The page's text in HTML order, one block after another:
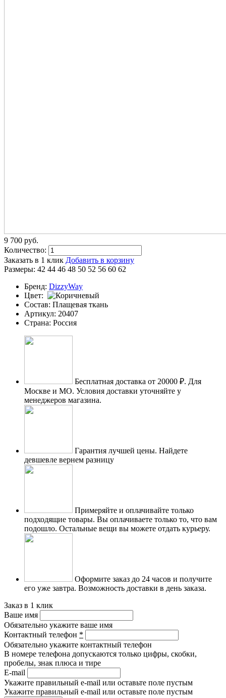
9 700 pуб.
Количество:
Заказать в 1 клик Добавить в корзину
Размеры: 42 44 46 48 50 52 56 60 62
Бренд: DizzyWay
Цвет:
Состав: Плащевая ткань
Артикул: 20407
Страна: Россия
Бесплатная доставка от 20000 ₽. Для
Москве и МО. Условия доставки уточняйте у
менеджеров магазина.
Гарантия лучшей цены. Найдете
девшевле вернем разницу
Примеряйте и оплачивайте только
подходящие товары. Вы оплачиваете только то, что вам
подошло. Остальные вещи вы можете отдать курьеру.
Оформите заказ до 24 часов и получите
его уже завтра. Возможность доставки в день заказа.
Заказ в 1 клик
Ваше имя
Обязательно укажите ваше имя
Контактный телефон *
Обязательно укажите контактный телефон
В номере телефона допускаются только цифры, скобки,
пробелы, знак плюса и тире
E-mail
Укажите правильный e-mail или оставьте поле пустым
Укажите правильный e-mail или оставьте поле пустым